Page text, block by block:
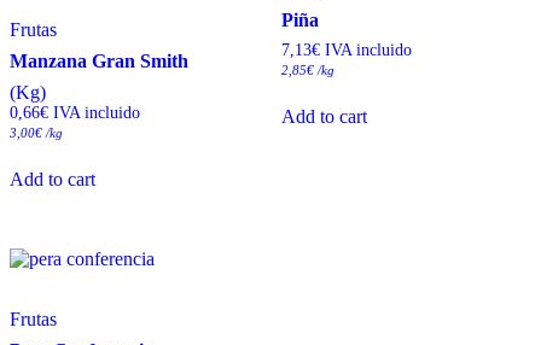
Frutas
Manzana Gran Smith
(Kg)
0,66€ IVA incluido
3,00€ /kg
Add to cart
Piña
7,13€ IVA incluido
2,85€ /kg
Add to cart
Frutas